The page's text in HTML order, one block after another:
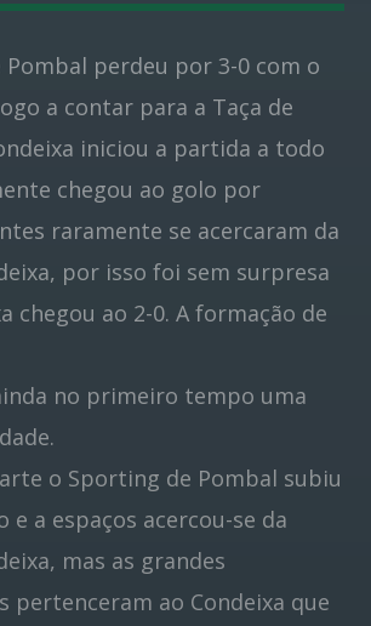
Google+
Pinterest
perdeu por 3-0 com o
a contar para a Taça de
iniciou a partida a todo
chegou ao golo por
raramente se acercaram da
por isso foi sem surpresa
chegou ao 2-0. A formação de
no primeiro tempo uma
o Sporting de Pombal subiu
e a espaços acercou-se da
mas as grandes
pertenceram ao Condeixa que